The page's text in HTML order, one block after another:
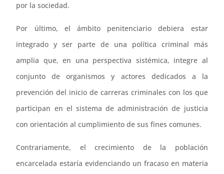
por la sociedad.
Por último, el ámbito penitenciario debiera estar
integrado y ser parte de una política criminal más
amplia que, en una perspectiva sistémica, integre al
conjunto de organismos y actores dedicados a la
prevención del inicio de carreras criminales con los que
participan en el sistema de administración de justicia
con orientación al cumplimiento de sus fines comunes.
Contrariamente, el crecimiento de la población
encarcelada estaría evidenciando un fracaso en materia